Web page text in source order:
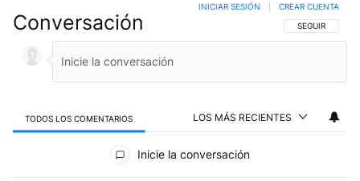
Conversación SIGA ESTA
SEGUIR
INICIAR SESIÓN CREAR CUENTA
TODOS LOS COMENTARIOS LOS MÁS RECIENTES
Inicie la conversación